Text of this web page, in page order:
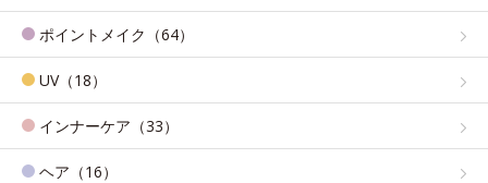
ポイントメイク（64）
UV（18）
インナーケア（33）
ヘア（16）